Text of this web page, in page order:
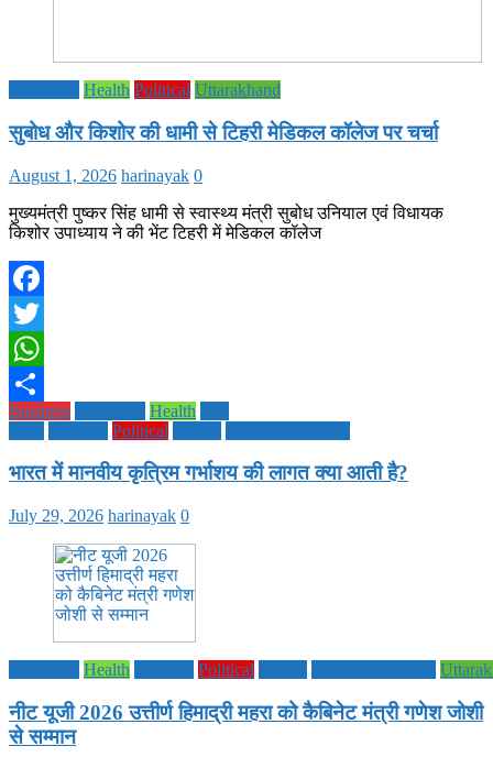
Health Political Uttarakhand
सुबोध और किशोर की धामी से टिहरी मेडिकल कॉलेज पर चर्चा
August 1, 2026 harinayak 0
मुख्यमंत्री पुष्कर सिंह धामी से स्वास्थ्य मंत्री सुबोध उनियाल एवं विधायक
किशोर उपाध्याय ने की भेंट टिहरी में मेडिकल कॉलेज
Facebook
Twitter
WhatsApp
Share
Business Health
Political
भारत में मानवीय कृत्रिम गर्भाशय की लागत क्या आती है?
July 29, 2026 harinayak 0
Health Political
नीट यूजी 2026 उत्तीर्ण हिमाद्री महरा को कैबिनेट मंत्री गणेश जोशी
से सम्मान